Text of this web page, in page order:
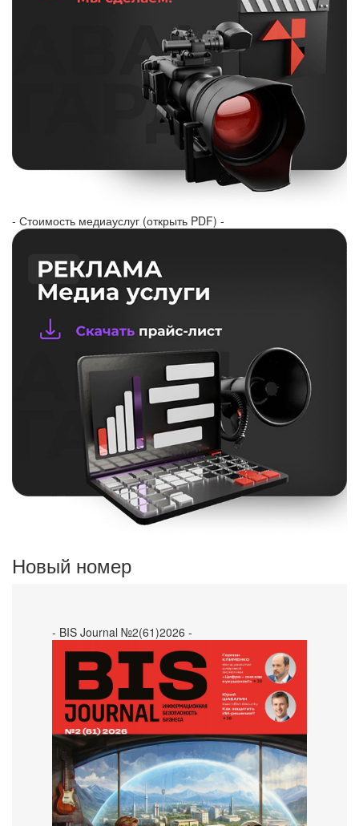
- Стоимость медиауслуг (открыть PDF) -
Новый номер
- BIS Journal №2(61)2026 -